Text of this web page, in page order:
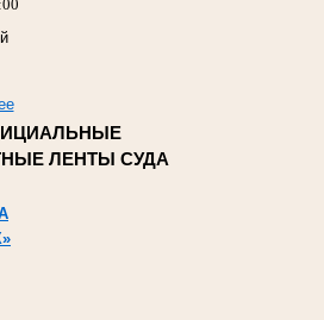
ЛЕНТЫ СУДА